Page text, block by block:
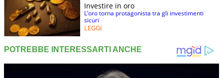
Investire in oro
L’oro torna protagonista tra gli investimenti
sicuri
LEGGI